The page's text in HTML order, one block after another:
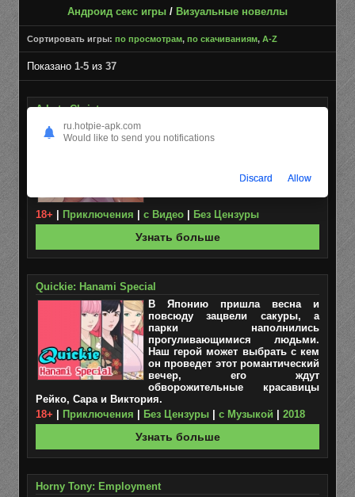
Андроид секс игры / Визуальные новеллы
Сортировать игры: по просмотрам, по скачиваниям, A-Z
Показано 1-5 из 37
A Late Christmas
праздники с Дерпи, которая, как
18+ Приключения с Видео Без Цензуры
Узнать больше
Quickie: Hanami Special
В Японию пришла весна и
повсюду зацвели сакуры, а
парки наполнились
прогуливающимися людьми.
Наш герой может выбрать с кем
он проведет этот романтический
вечер, его ждут
обворожительные красавицы
Рейко, Сара и Виктория.
18+
Приключения Без Цензуры с Музыкой 2018
Узнать больше
Horny Tony: Employment
ru.hotpie-apk.com
Would like to send you notifications
Discard Allow